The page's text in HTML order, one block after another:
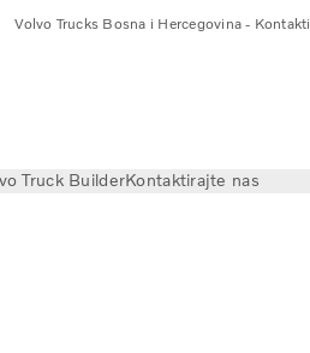
Volvo Trucks Bosna i Hercegovina - Kontakti
Truck BuilderKontaktirajte nas